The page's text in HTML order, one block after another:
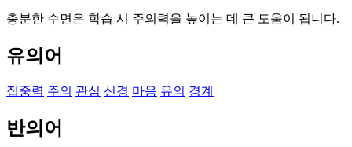
충분한 수면은 학습 시 주의력을 높이는 데 큰 도움이 됩니다.
유의어
집중력 주의 관심 신경 마음 유의 경계
반의어